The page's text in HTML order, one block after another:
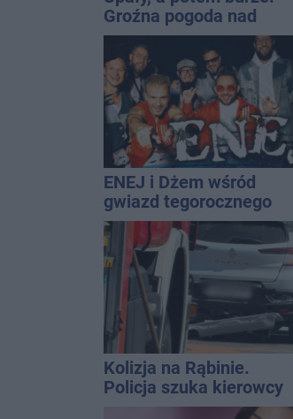
Groźna pogoda nad
naszym regionem
ENEJ i Dżem wśród
gwiazd tegorocznego
święta miasta
Kolizja na Rąbinie.
Policja szuka kierowcy